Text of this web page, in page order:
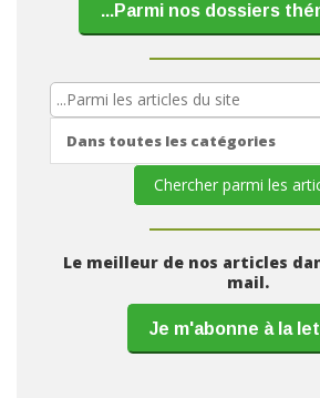
...Parmi nos dossiers
Le meilleur de nos articles
mail.
Je m'abonne à la